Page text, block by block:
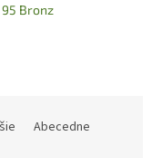
95 Bronz
Abecedne